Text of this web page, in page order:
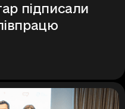
підписали